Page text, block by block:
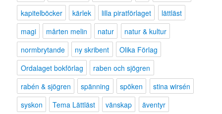
kapitelböcker
kärlek lilla piratförlaget
lättläst
magi
mårten melin natur
natur & kultur
normbrytande
ny skribent
Olika Förlag
Ordalaget bokförlag
raben och sjögren
rabén & sjögren
spänning spöken
stina wirsén
syskon
Tema Lättläst vänskap äventyr